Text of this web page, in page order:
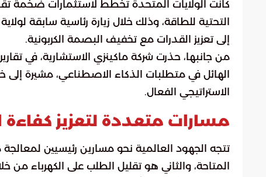
التحتية للطاقة، وذلك خلال زيارة رئاسية سابقة
إلى تعزيز القدرات مع تخفيف البصمة الكربونية.
من جانبها، حذرت شركة ماكينزي الاستشارية، في
الهائل في متطلبات الذكاء الاصطناعي، مشيرة
الاستراتيجي الفعال.
مسارات متعددة لتعزيز كفاءة
تتجه الجهود العالمية نحو مسارين رئيسيين
المتاحة، والثاني هو تقليل الطلب على الكهرباء